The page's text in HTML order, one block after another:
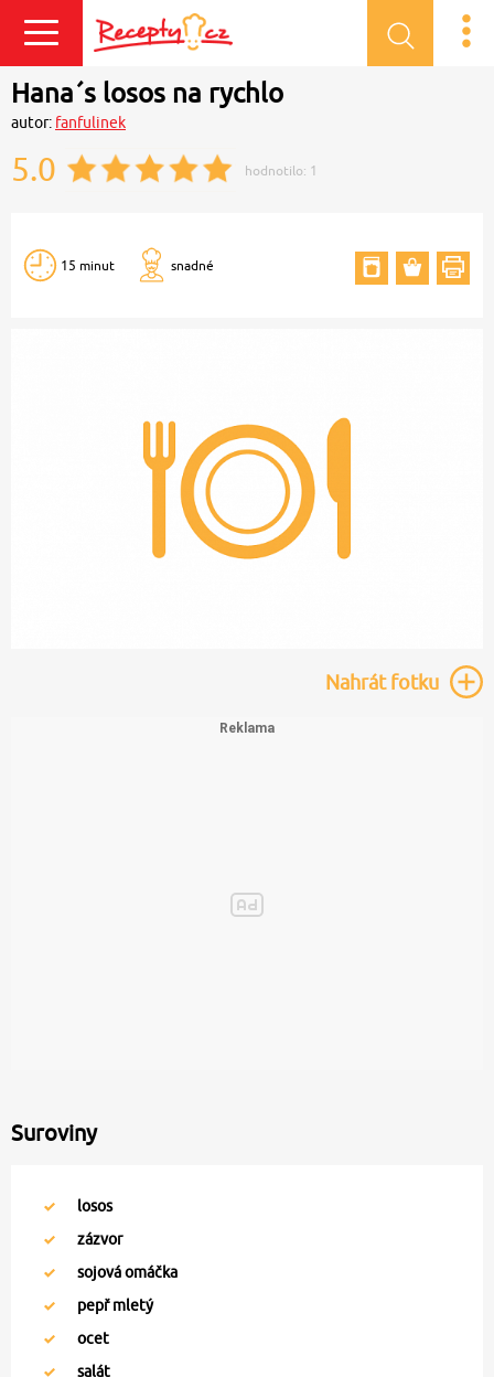
Přihlásit se
Hana´s losos na rychlo
autor: fanfulinek
5.0 hodnotilo: 1
15 minut snadné
Nahrátfotku
Suroviny
losos
zázvor
sojová omáčka
pepř mletý
ocet
salát